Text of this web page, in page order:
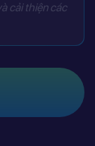
cải thiện các